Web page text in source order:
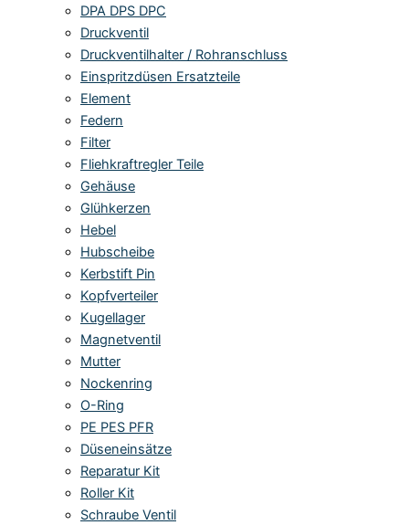
DPA DPS DPC
Druckventil
Druckventilhalter / Rohranschluss
Einspritzdüsen Ersatzteile
Element
Federn
Filter
Fliehkraftregler Teile
Gehäuse
Glühkerzen
Hebel
Hubscheibe
Kerbstift Pin
Kopfverteiler
Kugellager
Magnetventil
Mutter
Nockenring
O-Ring
PE PES PFR
Düseneinsätze
Reparatur Kit
Roller Kit
Schraube Ventil